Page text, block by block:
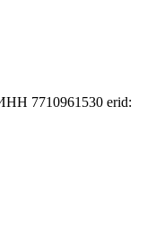
7710961530 erid: